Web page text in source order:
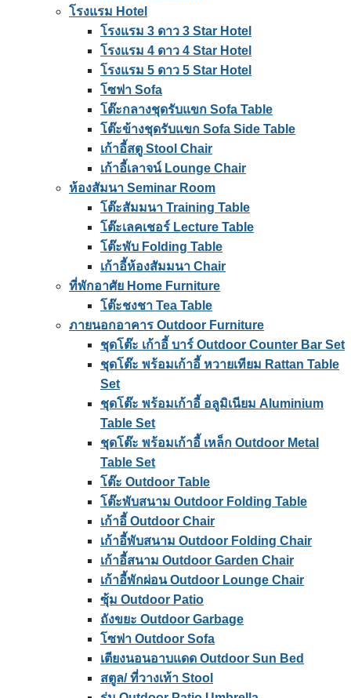
โรงแรม Hotel
โรงแรม 3 ดาว 3 Star Hotel
โรงแรม 4 ดาว 4 Star Hotel
โรงแรม 5 ดาว 5 Star Hotel
โซฟา Sofa
โต๊ะกลางชุดรับแขก Sofa Table
โต๊ะข้างชุดรับแขก Sofa Side Table
เก้าอี้สตู Stool Chair
เก้าอี้เลาจน์ Lounge Chair
ห้องสัมนา Seminar Room
โต๊ะสัมมนา Training Table
โต๊ะเลคเชอร์ Lecture Table
โต๊ะพับ Folding Table
เก้าอี้ห้องสัมมนา Chair
ที่พักอาศัย Home Furniture
โต๊ะชงชา Tea Table
ภายนอกอาคาร Outdoor Furniture
ชุดโต๊ะ เก้าอี้ บาร์ Outdoor Counter Bar Set
ชุดโต๊ะ พร้อมเก้าอี้ หวายเทียม Rattan Table
Set
ชุดโต๊ะ พร้อมเก้าอี้ อลูมิเนียม Aluminium
Table Set
ชุดโต๊ะ พร้อมเก้าอี้ เหล็ก Outdoor Metal
Table Set
โต๊ะ Outdoor Table
โต๊ะพับสนาม Outdoor Folding Table
เก้าอี้ Outdoor Chair
เก้าอี้พับสนาม Outdoor Folding Chair
เก้าอี้สนาม Outdoor Garden Chair
เก้าอี้พักผ่อน Outdoor Lounge Chair
ซุ้ม Outdoor Patio
ถังขยะ Outdoor Garbage
โซฟา Outdoor Sofa
เตียงนอนอาบแดด Outdoor Sun Bed
สตูล/ ที่วางเท้า Stool